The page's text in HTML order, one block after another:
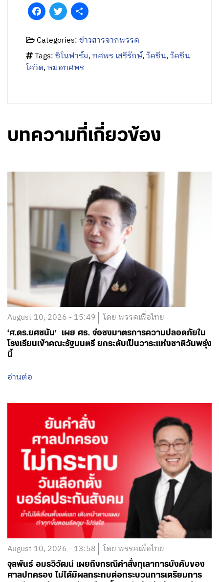
FacebookTwitter
Categories:ข่าวสารจากพรรค
Tags:ซิโนฟาร์ม,ทศพร เสรีรักษ์,วัคซีน,วัคซีน
โควิด,หมอทศพร
บทความที่เกี่ยวข้อง
August 10, 2026 - 15:49 โดย พรรคเพื่อไทย
‘ศ.ดร.ยศชนัน’ เผย ศธ. จ่อชงมาตรการความปลอดภัยใน
โรงเรียนเข้าคณะรัฐมนตรี ยกระดับเป็นวาระแห่งชาติวันพรุ่ง
นี้
อ่านต่อ
August 10, 2026 - 13:58 โดย พรรคเพื่อไทย
จุลพันธ์ อมรวิวัฒน์ เผยถึงกรณีคำสั่งทุเลาการบังคับของ
ศาลปกครอง ไม่ได้มีผลกระทบต่อกระบวนการเตรียมการ